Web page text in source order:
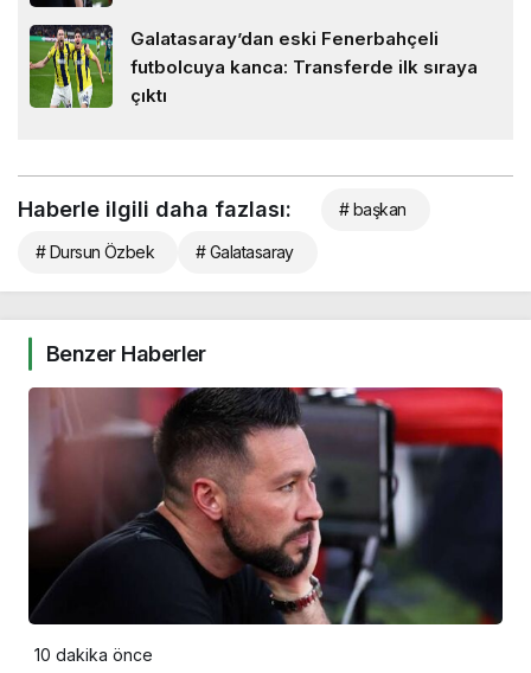
Galatasaray’dan eski Fenerbahçeli
futbolcuya kanca: Transferde ilk sıraya
çıktı
Haberle ilgili daha fazlası: # başkan
# Dursun Özbek # Galatasaray
Benzer Haberler
10 dakika önce